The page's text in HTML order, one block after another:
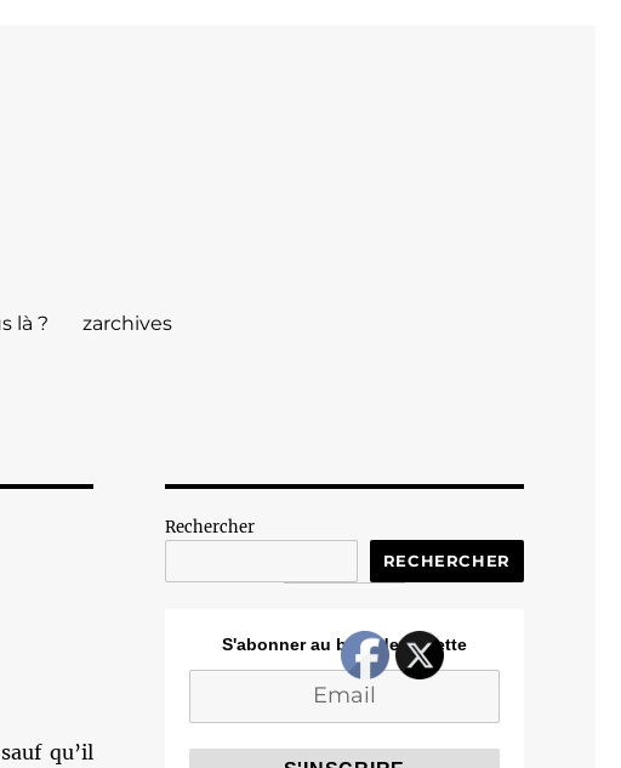
là ? zarchives
qu’il
Rechercher
RECHERCHER
S'abonner au blog de Cozette